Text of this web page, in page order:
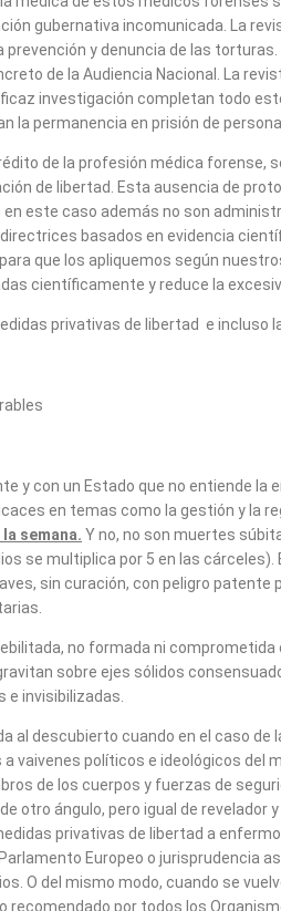
gubernativa incomunicada. La
y denuncia de las
de la Audiencia Nacional. La
investigación completan todo
la permanencia en prisión de
de la profesión médica
de libertad. Esta ausencia de
este caso además no son
basados en evidencia
que los apliquemos según
científicamente y reduce la
privativas de libertad e incluso
y con un Estado que no entiende
en temas como la gestión y la
semana. Y no, no son muertes
se multiplica por 5 en las
sin curación, con peligro
no formada ni
sobre ejes sólidos
e invisibilizadas.
al descubierto cuando en el caso
vaivenes políticos e ideológicos
de los cuerpos y fuerzas de
otro ángulo, pero igual de
privativas de libertad a
Europeo o
O del mismo modo, cuando se
por todos los